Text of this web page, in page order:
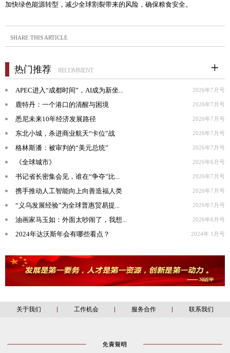
加快绿色能源转型，减少全球割裂带来的风险，确保粮食安全。
SHARE THIS ARTICLE
热门推荐 RECOMMENT
APEC进入“成都时间”，AI成为新坐... 2026年7月号
鹿特丹：一个港口的清醒与困境 2026年7月号
悉尼未来10年经济发展路径 2026年7月号
东北小城，杀进商业航天“卡位”战 2026年7月号
格林斯潘：被审判的“美元总统” 2026年7月号
《全球城市》 2026年6月号
书记省长密集会见，谁在“争夺”比... 2026年7月号
携手推动人工智能向上向善造福人类 2026年7月号
“义乌发展经验”为全球普惠贸易提... 2026年7月号
油画家马玉如：外面太吵闹了，我想... 2026年6月号
2024年达沃斯年会有哪些看点？ 2024年 1月号
关于我们 工作机会 服务合作 联系我们